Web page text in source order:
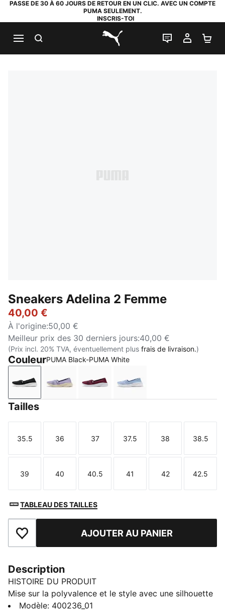
PASSE DE 30 À 60 JOURS DE RETOUR EN UN CLIC. AVEC UN COMPTE
PUMA SEULEMENT.
INSCRIS-TOI
PUMA.com
LIVE CHAT
MON
Sneakers Adelina 2 Femme
40,00 €
À l'origine:50,00 €
Meilleur prix des 30 derniers jours:40,00 €
(Prix incl. 20% TVA, éventuellement plus frais de livraison.)
CouleurPUMA Black-PUMA White
PUMA Black-PUMA White
Lilac Luster-PUMA White
Ruby Noir-PUMA White
Chambray Blue-Slate
Tailles
Taille
35.5
Taille
36
Taille
37
Taille
37.5
Taille
38
Taille
38.5
Taille
39
Taille
40
Taille
40.5
Taille
41
Taille
42
Taille
42.5
TABLEAU DES TAILLES
Ajouter aux favorisAJOUTER AU PANIER
Description
HISTOIRE DU PRODUIT
Mise sur la polyvalence et le style avec une silhouette
minimaliste. Ces sneakers sont dotées d'une tige
Modèle: 400236_01